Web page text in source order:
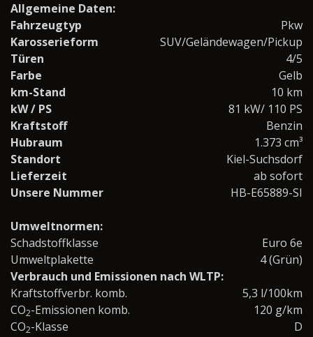
Allgemeine Daten:
Fahrzeugtyp
Pkw
Karosserieform
SUV/Geländewagen/Pickup
Türen
4/5
Farbe
Gelb
km-Stand
10 km
kW / PS
81 kW/ 110 PS
Kraftstoff
Benzin
Hubraum
1.373 cm³
Standort
Kiel-Suchsdorf
Lieferzeit
ab sofort
Unsere Nummer
HB-E65889-SI
Umweltnormen:
Schadstoffklasse
Euro 6e
Umweltplakette
4 (Grün)
Verbrauch und Emissionen nach WLTP:
Kraftstoffverbr. komb.
5,3 l/100km
CO2-Emissionen komb.
120 g/km
CO2-Klasse D